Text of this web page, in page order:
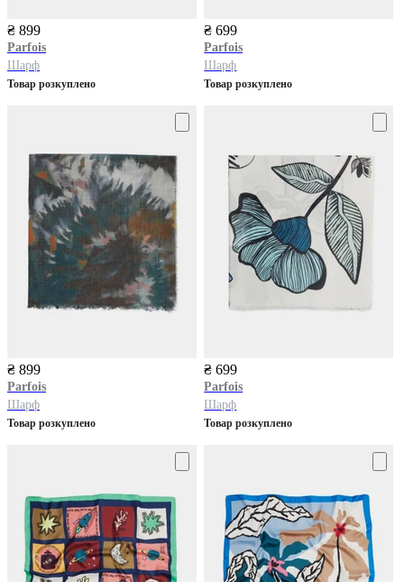
₴ 899
Parfois
Шарф
Товар розкуплено
₴ 699
Parfois
Шарф
Товар розкуплено
₴ 899
Parfois
Шарф
Товар розкуплено
₴ 699
Parfois
Шарф
Товар розкуплено